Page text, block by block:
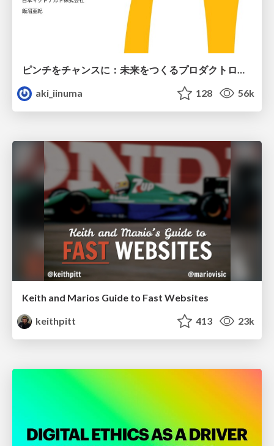
ピンチをチャンスに：未来をつくるプロダクトロードマップ #pmconf2020
aki_iinuma
128 56k
Keith and Marios Guide to Fast Websites
keithpitt
413 23k